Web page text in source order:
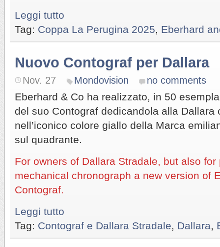
Leggi tutto
Tag: Coppa La Perugina 2025 Eberhard
Nuovo Contograf per Dallara
Nov. 27 Mondovision no comments
Eberhard & Co ha realizzato, in 50
del suo Contograf dedicandola alla Dallara
nell’iconico colore giallo della Marca
sul quadrante.
For owners of Dallara Stradale, but also
mechanical chronograph a new version of
Contograf.
Leggi tutto
Tag: Contograf e Dallara Stradale Dallara